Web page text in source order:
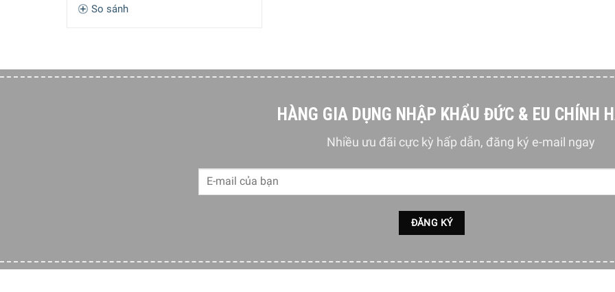
Tại Joseph Joseph, họ thích giải quyết các vấn đề hàng ngày thông qua thiết kế thông minh. Có thể là cho nhà
nội trợ, từ nay các bà nội trợ không còn ngại khi dọn dẹp nhà cửa phải đi kiếm những bao xốp để đựng rác.
So sánh
HÀNG GIA DỤNG NHẬP KHẨU ĐỨC & EU CHÍNH
Nhiều ưu đãi cực kỳ hấp dẫn, đăng ký e-mail ngay